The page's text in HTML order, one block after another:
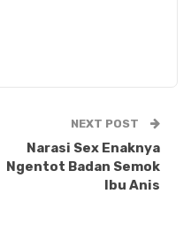
NEXT POST
Narasi Sex Enaknya
Ngentot Badan Semok
Ibu Anis